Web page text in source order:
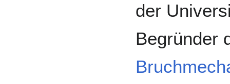
der
Begründer